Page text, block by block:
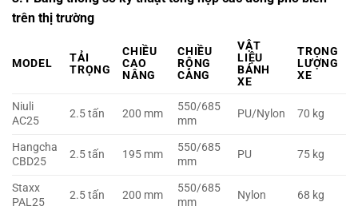
trên thị trường
MODEL
TẢI
TRỌNG
CHIỀU
CAO
NÂNG
CHIỀU
RỘNG
CÀNG
VẬT
LIỆU
BÁNH
XE
TRỌNG
LƯỢNG
XE
Niuli
AC25
2.5 tấn 200 mm
550/685
mm
PU/Nylon 70 kg
Hangcha
CBD25
2.5 tấn 195 mm
550/685
mm
PU 75 kg
Staxx
PAL25
2.5 tấn 200 mm
550/685
mm
Nylon 68 kg